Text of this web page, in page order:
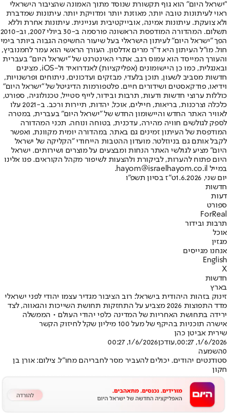
"ישראל היום" הוא גוף תקשורת שנוסד מתוך האמונה שהציבור הישראלי
ראוי לעיתונות טובה יותר, מאוזנת יותר ומדויקת יותר. עיתונות שמדברת
ולא צועקת. עיתונות אמינה, אובייקטיבית ועניינית. עיתונות אחרת וללא
תשלום. המהדורה המודפסת הראשונה פורסמה ב-30 ביולי 2007, וב-2010
הפך "ישראל היום" לעיתון הישראלי בעל שיעור החשיפה הגבוה ביותר בימי
חול. מו"ל העיתון היא ד"ר מרים אדלסון. העורך הראשי הוא עמר לחמנוביץ,
והעורך המייסד הוא עמוס רגב. אתרי האינטרנט של "ישראל היום" בעברית
ובאנגלית, כמו כן היישומונים (אפליקציות) לאנדרואיד ול-iOS, מציגים
חדשות מסביב לשעון, תוכן בלעדי, מבזקים ועדכונים, ניתוחים ופרשנויות,
וידיאו, פודקאסטים ושידורים חיים. פלטפורמות הדיגיטל של "ישראל היום"
כוללות ערוצי חדשות ודעות, תרבות ובידור, לייף סטייל, טכנולוגיה, ספורט,
כלכלה וצרכנות, בריאות, חיילים, אוכל, יהדות, תיירות ורכב. ב-2021 עלו
לאוויר האתר החדש והיישומון החדש של "ישראל היום" בעברית, במטרה
לספק לגולשים חוויה מהירה, עדכנית, בטוחה ונוחה. תכני המהדורה
המודפסת של העיתון זמינים גם באתר, במהדורה יומית מקוונת, ואפשר
לקבל אותם גם בניוזלטר. מועדון ההטבות הייחודי "הקליקה של ישראל
היום" מציע לגולשי האתר הנחות ומבצעים על מוצרים ושירותים. ישראל
היום פתוח להערות, לביקורת ולהצעות לשיפור מקהל הקוראים. פנו אלינו
במייל hayom@israelhayom.co.il.
יום שני, 1.6.2026
ט"ז בסיון תשפ"ו
חדשות
דעות
ספורט
ForReal
תרבות ובידור
אוכל
מגזין
אנחנו מגייסים
English
X
חדשות
בארץ
זינוק בזהות היהודית בישראל: רוב הציבור מגדיר עצמו יהודי לפני ישראלי
מדד התפוצות 2026 מצביע על התחזקות תחושת השייכות והגאווה, לצד
ירידה בתחושת האחריות של המדינה כלפי יהודי העולם • הממשלה
אישרה תוכניות בהיקף של מעל 100 מיליון שקל לחיזוק הקשר
שירית אביטן כהן
1/6/2026, 00:27
,עודכן1/6/2026, 00:27
0השמעה
סטודנטים יהודים. יכולים להעביר מסר לחבריהם מחו"ל. צילום: אורן בן
חקון